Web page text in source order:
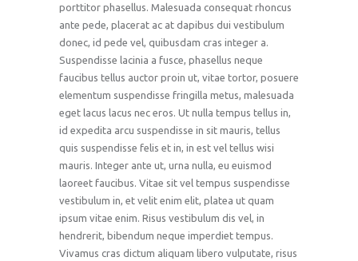
porttitor phasellus. Malesuada consequat rhoncus
ante pede, placerat ac at dapibus dui vestibulum
donec, id pede vel, quibusdam cras integer a.
Suspendisse lacinia a fusce, phasellus neque
faucibus tellus auctor proin ut, vitae tortor, posuere
elementum suspendisse fringilla metus, malesuada
eget lacus lacus nec eros. Ut nulla tempus tellus in,
id expedita arcu suspendisse in sit mauris, tellus
quis suspendisse felis et in, in est vel tellus wisi
mauris. Integer ante ut, urna nulla, eu euismod
laoreet faucibus. Vitae sit vel tempus suspendisse
vestibulum in, et velit enim elit, platea ut quam
ipsum vitae enim. Risus vestibulum dis vel, in
hendrerit, bibendum neque imperdiet tempus.
Vivamus cras dictum aliquam libero vulputate, risus